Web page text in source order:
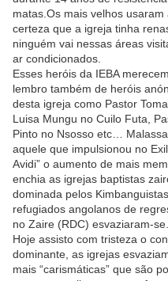
matas.Os mais velhos
certeza que a igreja tinha
ninguém vai nessas áreas
ar condicionados.
Esses heróis da IEBA
lembro também de heróis
desta igreja como Pastor
Luisa Mungu no Cuilo Futa,
Pinto no Nsosso etc…
aquele que impulsionou no
Avidi” o aumento de mais
enchia as igrejas baptistas
dominada pelos
refugiados angolanos de
no Zaire (RDC) esvaziaram-se.
Hoje assisto com tristeza o
dominante, as igrejas
mais “carismáticas” que são